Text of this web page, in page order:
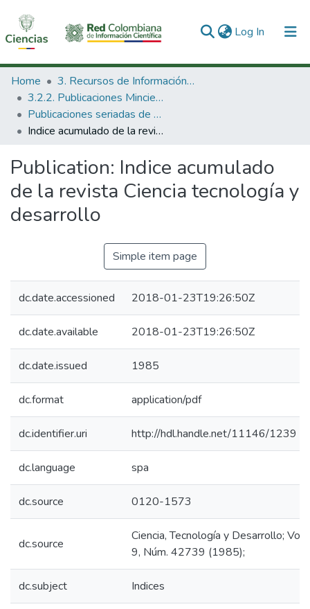
Log In (current)
Communities & Collections
All of DSpace
Statistics
Home
3. Recursos de Información Científica y Tecnológica
3.2.2. Publicaciones Minciencias
Publicaciones seriadas de Minciencias
Indice acumulado de la revista Ciencia tecnología y desarrollo
Publication: Indice acumulado
de la revista Ciencia tecnología y
desarrollo
Simple item page
dc.date.accessioned 2018-01-23T19:26:50Z
dc.date.available 2018-01-23T19:26:50Z
dc.date.issued 1985
dc.format application/pdf
dc.identifier.uri http://hdl.handle.net/11146/1239
dc.language spa
dc.source 0120-1573
dc.source
Ciencia, Tecnología y Desarrollo; Vol.
9, Núm. 42739 (1985);
dc.subject Indices